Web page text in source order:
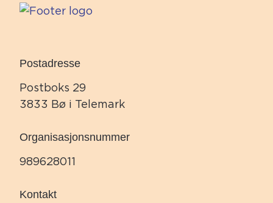
Postadresse
Postboks 29
3833 Bø i Telemark
Organisasjonsnummer
989628011
Kontakt